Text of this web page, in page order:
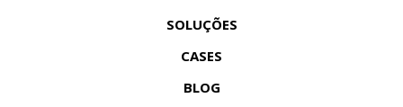
SOLUÇÕES
CASES
BLOG